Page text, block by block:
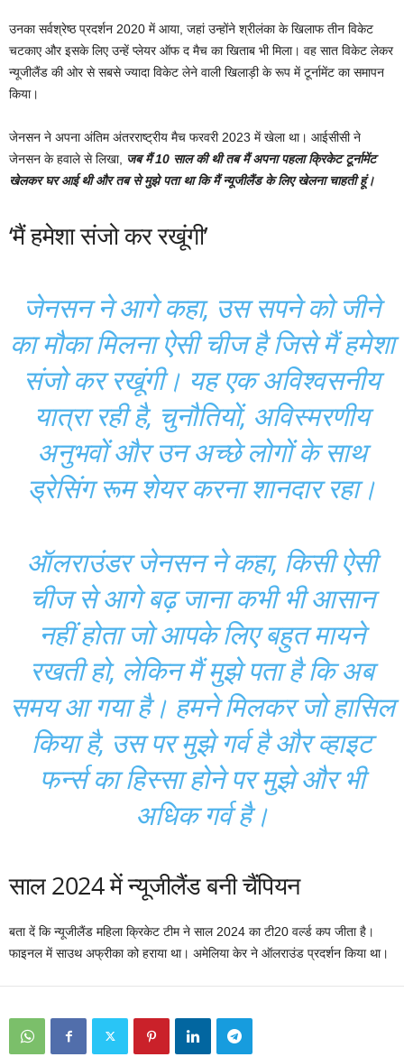
उनका सर्वश्रेष्ठ प्रदर्शन 2020 में आया, जहां उन्होंने श्रीलंका के खिलाफ तीन विकेट
चटकाए और इसके लिए उन्हें प्लेयर ऑफ द मैच का खिताब भी मिला। वह सात विकेट लेकर
न्यूजीलैंड की ओर से सबसे ज्यादा विकेट लेने वाली खिलाड़ी के रूप में टूर्नामेंट का समापन
किया।
जेनसन ने अपना अंतिम अंतरराष्ट्रीय मैच फरवरी 2023 में खेला था। आईसीसी ने
जेनसन के हवाले से लिखा, जब मैं 10 साल की थी तब मैं अपना पहला क्रिकेट टूर्नामेंट
खेलकर घर आई थी और तब से मुझे पता था कि मैं न्यूजीलैंड के लिए खेलना चाहती हूं।
‘मैं हमेशा संजो कर रखूंगी’
जेनसन ने आगे कहा, उस सपने को जीने
का मौका मिलना ऐसी चीज है जिसे मैं हमेशा
संजो कर रखूंगी। यह एक अविश्वसनीय
यात्रा रही है, चुनौतियों, अविस्मरणीय
अनुभवों और उन अच्छे लोगों के साथ
ड्रेसिंग रूम शेयर करना शानदार रहा।
ऑलराउंडर जेनसन ने कहा, किसी ऐसी
चीज से आगे बढ़ जाना कभी भी आसान
नहीं होता जो आपके लिए बहुत मायने
रखती हो, लेकिन मैं मुझे पता है कि अब
समय आ गया है। हमने मिलकर जो हासिल
किया है, उस पर मुझे गर्व है और व्हाइट
फर्न्स का हिस्सा होने पर मुझे और भी
अधिक गर्व है।
साल 2024 में न्यूजीलैंड बनी चैंपियन
बता दें कि न्यूजीलैंड महिला क्रिकेट टीम ने साल 2024 का टी20 वर्ल्ड कप जीता है।
फाइनल में साउथ अफ्रीका को हराया था। अमेलिया केर ने ऑलराउंड प्रदर्शन किया था।